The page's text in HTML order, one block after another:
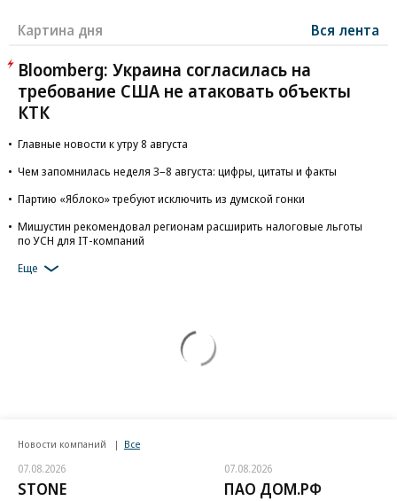
Картина дня Вся лента
Bloomberg: Украина согласилась на
требование США не атаковать объекты
КТК
Главные новости к утру 8 августа
Чем запомнилась неделя 3–8 августа: цифры, цитаты и факты
Партию «Яблоко» требуют исключить из думской гонки
Мишустин рекомендовал регионам расширить налоговые льготы
по УСН для IT-компаний
Еще
Новости компаний Все
07.08.2026
STONE
07.08.2026
ПАО ДОМ.РФ